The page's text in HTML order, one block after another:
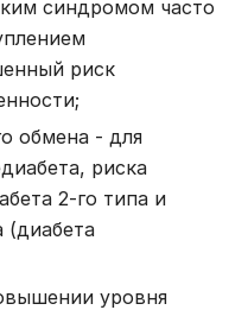
синдромом часто
риск
;
обмена - для
риска
2-го типа и
(диабета
уровня